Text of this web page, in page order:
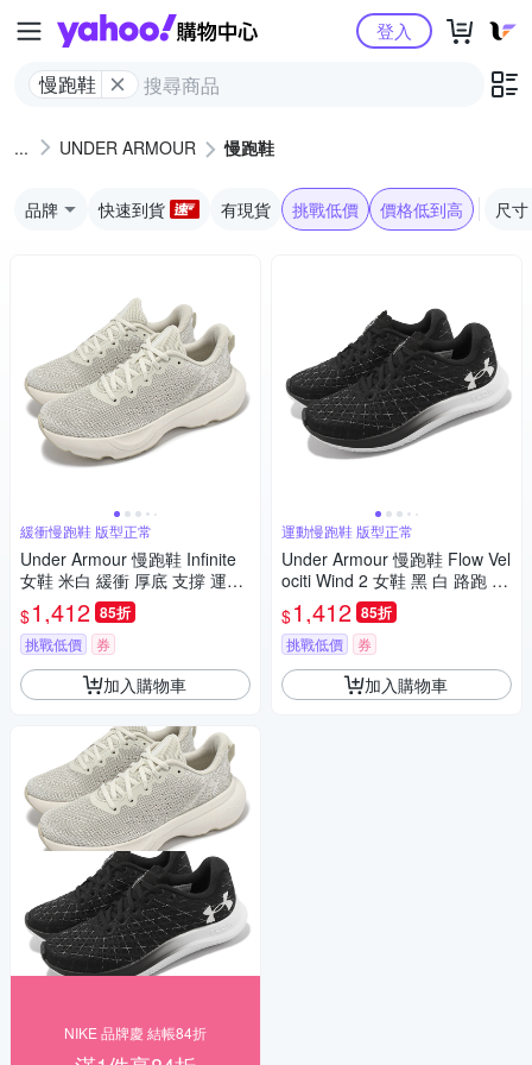
Yahoo購物中心
慢跑鞋
登入
UNDER ARMOUR 慢跑鞋
品牌 快速到貨 有現貨 挑戰低價 價格低到高 尺寸
緩衝慢跑鞋 版型正常
Under Armour 慢跑鞋 Infinite
女鞋 米白 緩衝 厚底 支撐 運動
鞋 UA 3027524200
$1,412 85折
挑戰低價 券
加入購物車
NIKE 品牌慶 結帳84折
運動慢跑鞋 版型正常
Under Armour 慢跑鞋 Flow Vel
ociti Wind 2 女鞋 黑 白 路跑 U
A 輕量 運動鞋 內建晶片 30256
62003
$1,412 85折
挑戰低價 券
加入購物車